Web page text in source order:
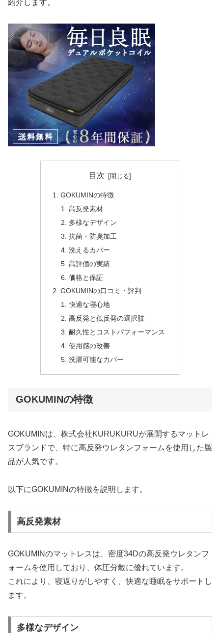
紹介します。
目次
GOKUMINの特徴
高反発素材
多様なデザイン
抗菌・防臭加工
洗えるカバー
高評価の実績
価格と保証
GOKUMINの口コミ・評判
快適な寝心地
高反発と低反発の選択肢
耐久性とコストパフォーマンス
使用感の改善
洗濯可能なカバー
GOKUMINの特徴
GOKUMINは、株式会社KURUKURUが展開するマットレ
スブランドで、特に高反発ウレタンフォームを使用した製
品が人気です。
以下にGOKUMINの特徴を説明します。
高反発素材
GOKUMINのマットレスは、密度34Dの高反発ウレタンフ
ォームを使用しており、体圧分散に優れています。
これにより、寝返りがしやすく、快適な睡眠をサポートし
ます。
多様なデザイン